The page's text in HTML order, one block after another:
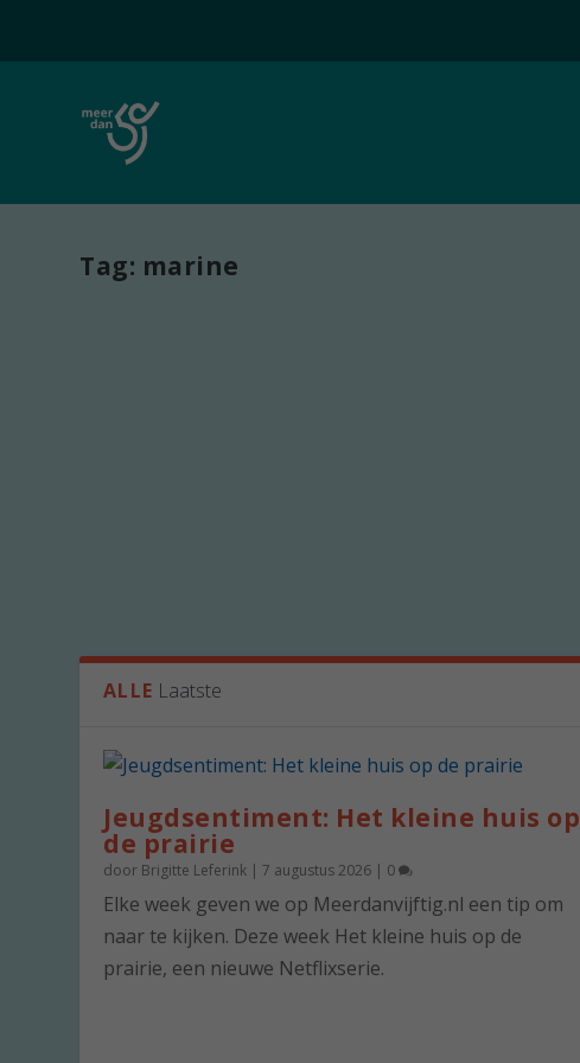
Tag: marine
ALLE Laatste
Jeugdsentiment: Het kleine huis op
de prairie
door Brigitte Leferink |7 augustus 2026 | 0
Elke week geven we op Meerdanvijftig.nl een tip om
naar te kijken. Deze week Het kleine huis op de
prairie, een nieuwe Netflixserie.